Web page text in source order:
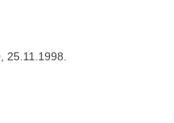
25.11.1998.